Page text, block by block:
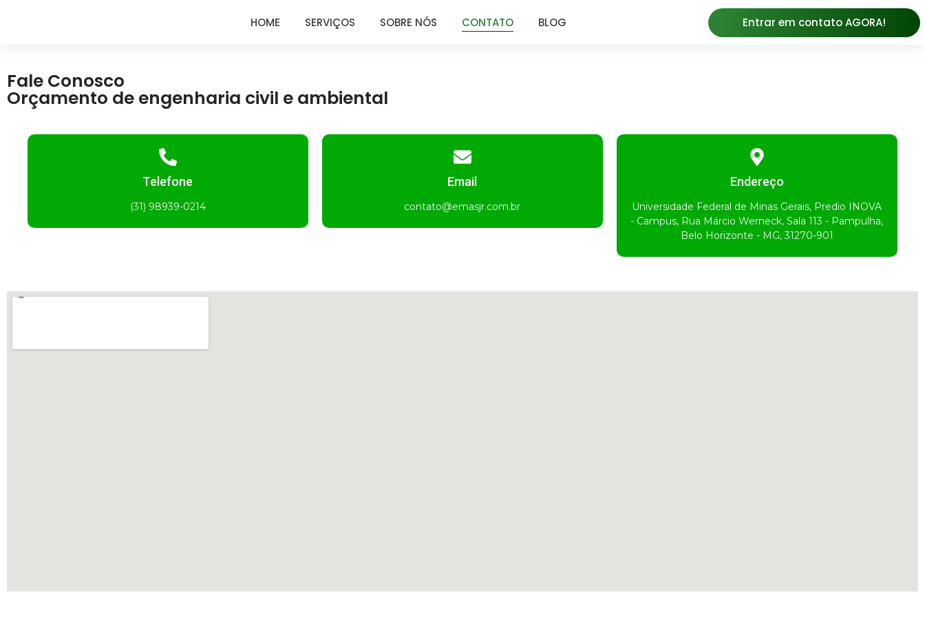
HOME SERVIÇOS SOBRE NÓS CONTATO BLOG Entrar em contato AGORA!
Fale Conosco
Orçamento de engenharia civil e ambiental
Telefone
(31) 98939-0214
Email
contato@emasjr.com.br
Endereço
Universidade Federal de Minas Gerais, Predio INOVA
- Campus, Rua Márcio Werneck, Sala 113 - Pampulha,
Belo Horizonte - MG, 31270-901